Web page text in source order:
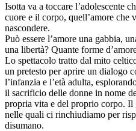
Isotta va a toccare l’adolescente
cuore e il corpo, quell’amore che
nascondere.
Può essere l’amore una gabbia,
una libertà? Quante forme
Lo spettacolo tratto dal mito
un pretesto per aprire un dialogo
l’infanzia e l’età adulta,
il sacrificio delle donne in nome
propria vita e del proprio corpo.
nelle quali ci rinchiudiamo per
disumano.